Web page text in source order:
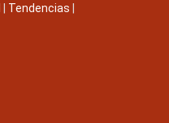
Tendencias